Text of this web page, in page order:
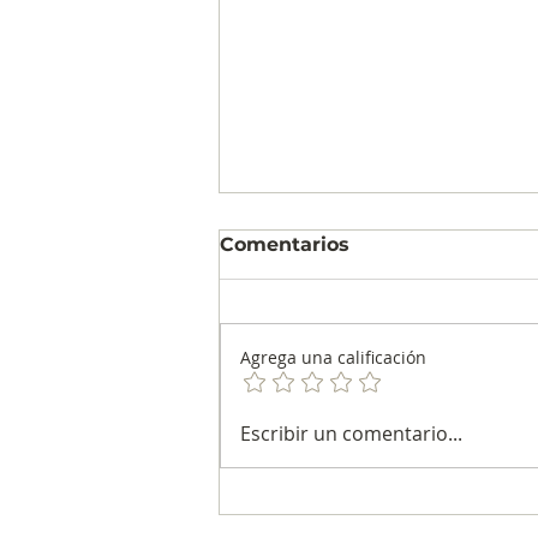
Blu Radio es la emisora
CNC
Comentarios
Agrega una calificación
Escribir un comentario...